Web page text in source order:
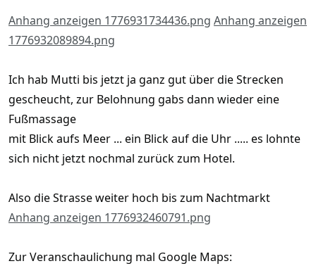
Anhang anzeigen 1776931734436.png Anhang anzeigen
1776932089894.png
Ich hab Mutti bis jetzt ja ganz gut über die Strecken
gescheucht, zur Belohnung gabs dann wieder eine
Fußmassage
mit Blick aufs Meer ... ein Blick auf die Uhr ..... es lohnte
sich nicht jetzt nochmal zurück zum Hotel.
Also die Strasse weiter hoch bis zum Nachtmarkt
Anhang anzeigen 1776932460791.png
Zur Veranschaulichung mal Google Maps: